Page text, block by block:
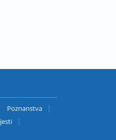
Poznanstva